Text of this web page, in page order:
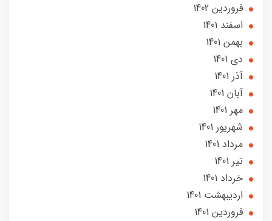
فروردین 1402
اسفند 1401
بهمن 1401
دی 1401
آذر 1401
آبان 1401
مهر 1401
شهریور 1401
مرداد 1401
تير 1401
خرداد 1401
ارديبهشت 1401
فروردین 1401